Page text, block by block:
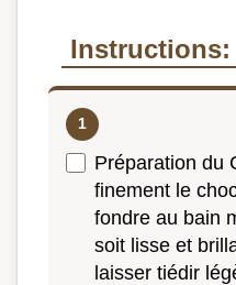
Instructions:
Préparation du
finement le
fondre au bain
soit lisse et
laisser tiédir